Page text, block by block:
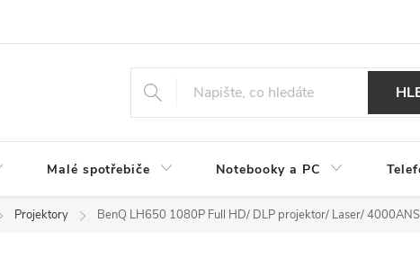
Malé spotřebiče Notebooky a PC
Projektory BenQ LH650 1080P Full HD/ DLP projektor/ Laser/